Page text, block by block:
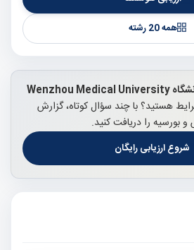
همه 20 رشته
دانشگاه Wenzhou Medical University
هستید؟ با چند سؤال کوتاه، گزارش
را دریافت کنید.
شروع ارزیابی رایگان